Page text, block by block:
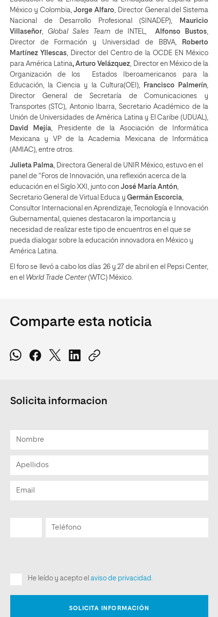
México y Colombia,Jorge Alfaro, Director General del Sistema
Nacional de Desarrollo Profesional (SINADEP),
Mauricio
Villaseñor, Global Sales Team de INTEL, Alfonso Bustos,
Director de Formación y Universidad de BBVA,
Roberto
Martínez Yllescas, Director del Centro de la OCDE EN México
para América Latina, Arturo Velázquez, Director en México de la
Organización de los Estados Iberoamericanos para la
Educación, la Ciencia y la Cultura(OEI),
Francisco Palmerín,
Director General de Secretaría de Comunicaciones y
Transportes (STC), Antonio Ibarra, Secretario Académico de la
Unión de Universidades de América Latina y El Caribe (UDUAL),
David Mejía, Presidente de la Asociación de Informática
Mexicana y VP de la Academia Mexicana de Informática
(AMIAC), entre otros.
Julieta Palma, Directora General de UNIR México, estuvo en el
panel de “Foros de Innovación, una reflexión acerca de la
educación en el Siglo XXI, junto con José María Antón,
Secretario General de Virtual Educa y Germán Escorcia,
Consultor Internacional en Aprendizaje, Tecnología e Innovación
Gubernamental, quienes destacaron la importancia y
necesidad de realizar este tipo de encuentros en el que se
pueda dialogar sobre la educación innovadora en México y
América Latina.
El foro se llevó a cabo los días 26 y 27 de abril en el Pepsi Center,
en el World Trade Center(WTC) México.
Comparte esta noticia
Solicita informacion